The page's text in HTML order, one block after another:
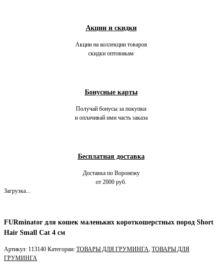
Акции и скидки
Акции на коллекции товаров
скидки оптовикам
Бонусные карты
Получай бонусы за покупки
и оплачивай ими часть заказа
Бесплатная доставка
Доставка по Воронежу
от 2000 руб.
Загрузка...
FURminator для кошек маленьких короткошерстных пород Short
Hair Small Cat 4 см
Артикул: 113140 Категории: ТОВАРЫ ДЛЯ ГРУМИНГА, ТОВАРЫ ДЛЯ
ГРУМИНГА